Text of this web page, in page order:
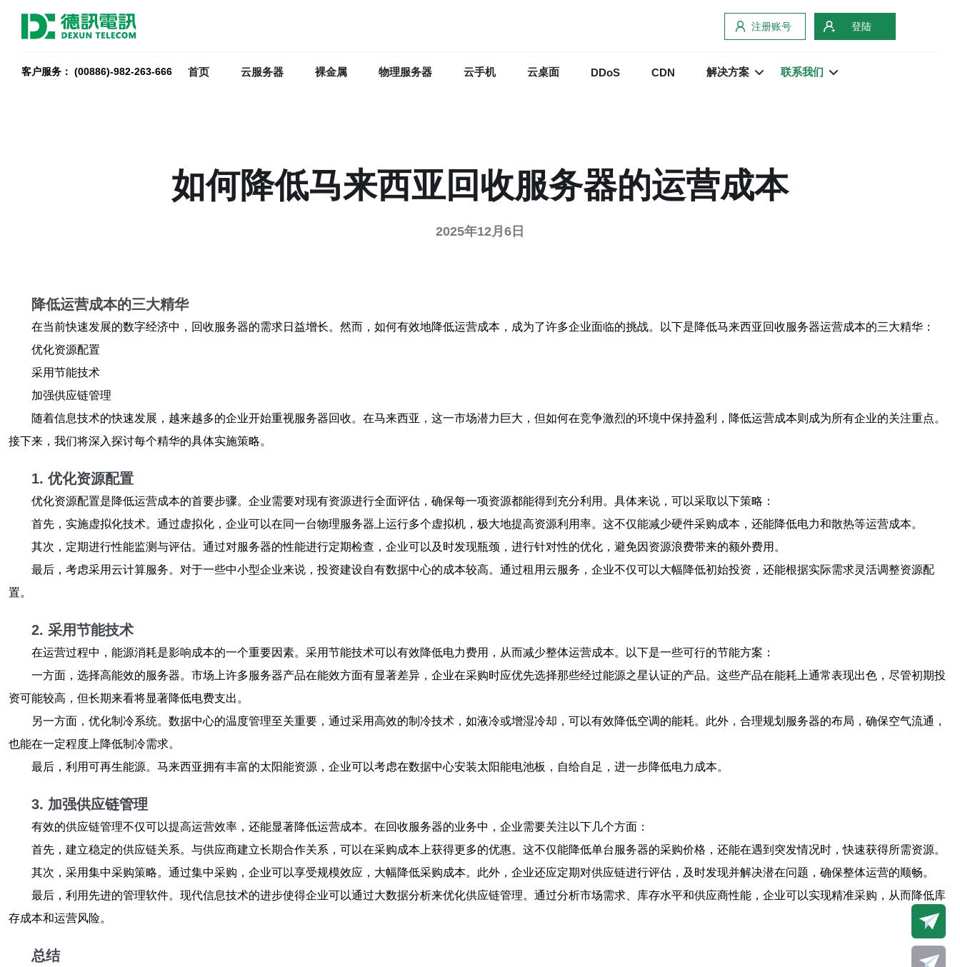
注册账号 登陆
客户服务： (00886)-982-263-666 首页 云服务器 裸金属 物理服务器 云手机 云桌面 DDoS CDN 解决方案 联系我们
如何降低马来西亚回收服务器的运营成本
2025年12月6日
降低运营成本的三大精华
在当前快速发展的数字经济中，回收服务器的需求日益增长。然而，如何有效地降低运营成本，成为了许多企业面临的挑战。以下是降低马来西亚回收服务器运营成本的三大精华：
优化资源配置
采用节能技术
加强供应链管理
随着信息技术的快速发展，越来越多的企业开始重视服务器回收。在马来西亚，这一市场潜力巨大，但如何在竞争激烈的环境中保持盈利，降低运营成本则成为所有企业的关注重点。
接下来，我们将深入探讨每个精华的具体实施策略。
1. 优化资源配置
优化资源配置是降低运营成本的首要步骤。企业需要对现有资源进行全面评估，确保每一项资源都能得到充分利用。具体来说，可以采取以下策略：
首先，实施虚拟化技术。通过虚拟化，企业可以在同一台物理服务器上运行多个虚拟机，极大地提高资源利用率。这不仅能减少硬件采购成本，还能降低电力和散热等运营成本。
其次，定期进行性能监测与评估。通过对服务器的性能进行定期检查，企业可以及时发现瓶颈，进行针对性的优化，避免因资源浪费带来的额外费用。
最后，考虑采用云计算服务。对于一些中小型企业来说，投资建设自有数据中心的成本较高。通过租用云服务，企业不仅可以大幅降低初始投资，还能根据实际需求灵活调整资源配
置。
2. 采用节能技术
在运营过程中，能源消耗是影响成本的一个重要因素。采用节能技术可以有效降低电力费用，从而减少整体运营成本。以下是一些可行的节能方案：
一方面，选择高能效的服务器。市场上许多服务器产品在能效方面有显著差异，企业在采购时应优先选择那些经过能源之星认证的产品。这些产品在能耗上通常表现出色，尽管初期投
资可能较高，但长期来看将显著降低电费支出。
另一方面，优化制冷系统。数据中心的温度管理至关重要，通过采用高效的制冷技术，如液冷或增湿冷却，可以有效降低空调的能耗。此外，合理规划服务器的布局，确保空气流通，
也能在一定程度上降低制冷需求。
最后，利用可再生能源。马来西亚拥有丰富的太阳能资源，企业可以考虑在数据中心安装太阳能电池板，自给自足，进一步降低电力成本。
3. 加强供应链管理
有效的供应链管理不仅可以提高运营效率，还能显著降低运营成本。在回收服务器的业务中，企业需要关注以下几个方面：
首先，建立稳定的供应链关系。与供应商建立长期合作关系，可以在采购成本上获得更多的优惠。这不仅能降低单台服务器的采购价格，还能在遇到突发情况时，快速获得所需资源。
其次，采用集中采购策略。通过集中采购，企业可以享受规模效应，大幅降低采购成本。此外，企业还应定期对供应链进行评估，及时发现并解决潜在问题，确保整体运营的顺畅。
最后，利用先进的管理软件。现代信息技术的进步使得企业可以通过大数据分析来优化供应链管理。通过分析市场需求、库存水平和供应商性能，企业可以实现精准采购，从而降低库
存成本和运营风险。
总结